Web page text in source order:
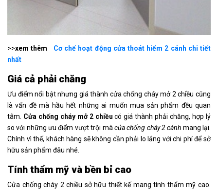
>>xem thêm
Cơ chế hoạt động cửa thoát hiểm 2 cánh chi tiết
nhất
Giá cả phải chăng
Ưu điểm nổi bật nhưng giá thành cửa chống cháy mở 2 chiều cũng
là vấn đề mà hầu hết những ai muốn mua sản phẩm đều quan
tâm. Cửa chống cháy mở 2 chiều có giá thành phải chăng, hợp lý
so với những ưu điểm vượt trội mà cửa chống cháy 2 cánh mang lại.
Chính vì thế, khách hàng sẽ không cần phải lo lắng với chi phí để sở
hữu sản phẩm đâu nhé.
Tính thẩm mỹ và bền bỉ cao
Cửa chống cháy 2 chiều sở hữu thiết kế mang tính thẩm mỹ cao.